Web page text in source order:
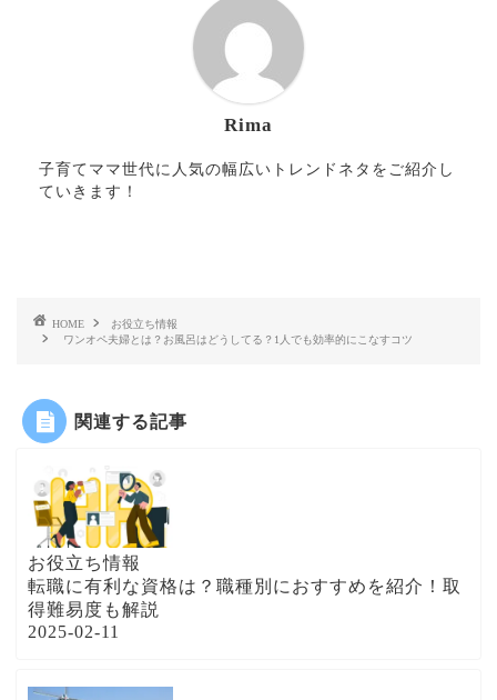
Rima
子育てママ世代に人気の幅広いトレンドネタをご紹介し
ていきます！
HOME
お役立ち情報
ワンオペ夫婦とは？お風呂はどうしてる？1人でも効率的にこなすコツ
関連する記事
お役立ち情報
転職に有利な資格は？職種別におすすめを紹介！取
得難易度も解説
2025-02-11